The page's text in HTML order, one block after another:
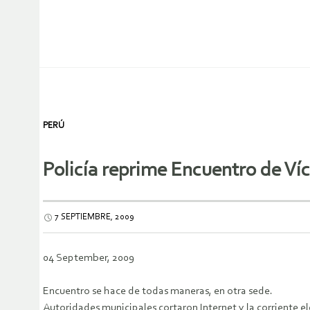
PERÚ
Policía reprime Encuentro de
7 SEPTIEMBRE, 2009
04 September, 2009
Encuentro se hace de todas maneras, en otra sede.